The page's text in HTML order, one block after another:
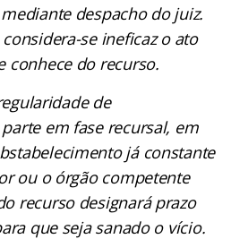
despacho do juiz.
se ineficaz o ato
conhece do recurso.
de
em fase recursal, em
já constante
ou o órgão competente
recurso designará prazo
que seja sanado o vício.